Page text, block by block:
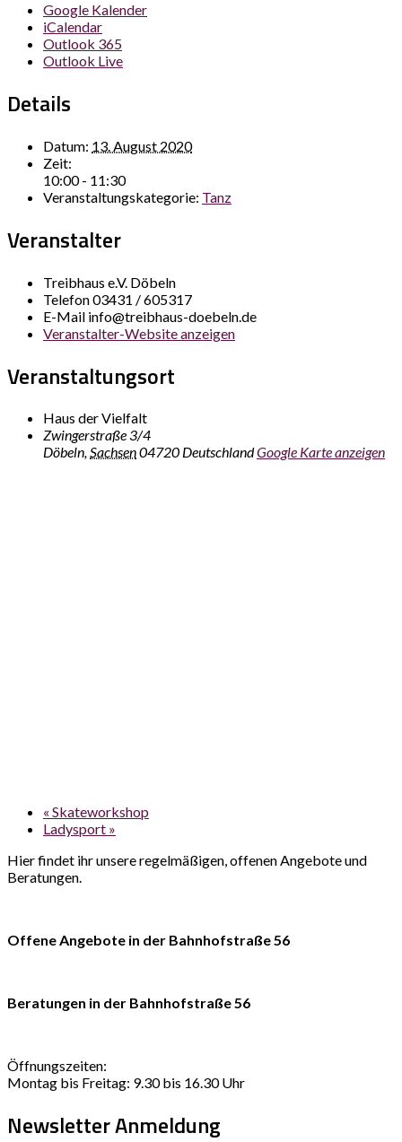
Google Kalender
iCalendar
Outlook 365
Outlook Live
Details
Datum: 13. August 2020
Zeit:
10:00 - 11:30
Veranstaltungskategorie: Tanz
Veranstalter
Treibhaus e.V. Döbeln
Telefon03431 / 605317
E-Mail info@treibhaus-doebeln.de
Veranstalter-Website anzeigen
Veranstaltungsort
Haus der Vielfalt
Zwingerstraße 3/4
Döbeln,Sachsen04720 DeutschlandGoogle Karte anzeigen
« Skateworkshop
Ladysport »
Hier findet ihr unsere regelmäßigen, offenen Angebote und
Beratungen.
Offene Angebote in der Bahnhofstraße 56
Beratungen in der Bahnhofstraße 56
Öffnungszeiten:
Montag bis Freitag: 9.30 bis 16.30 Uhr
Newsletter Anmeldung